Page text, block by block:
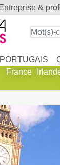
entreprise &
PORTUGAIS
France